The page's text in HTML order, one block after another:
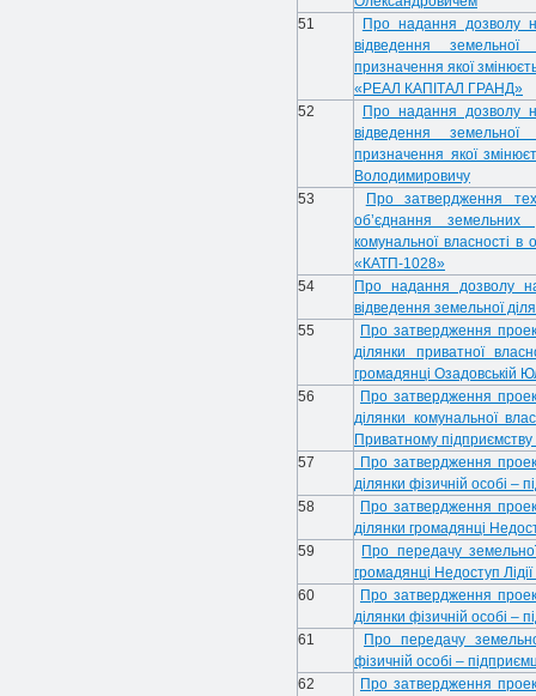
51
Про надання дозволу
відведення земельної
призначення якої
«РЕАЛ КАПІТАЛ ГРАНД»
52
Про надання дозволу
відведення земельної
призначення якої
Володимировичу
53
Про затвердження
об’єднання
комунальної власності
«КАТП-1028»
54
Про надання дозволу
відведення земельної
55
Про затвердження
ділянки приватної
громадянці Озадовській
56
Про затвердження
ділянки комунальної
Приватному
57
Про затвердження
ділянки фізичній особі –
58
Про затвердження
ділянки громадянці
59
Про передачу
громадянці Недоступ Лідії
60
Про затвердження
ділянки фізичній особі –
61
Про передачу
фізичній особі –
62
Про затвердження